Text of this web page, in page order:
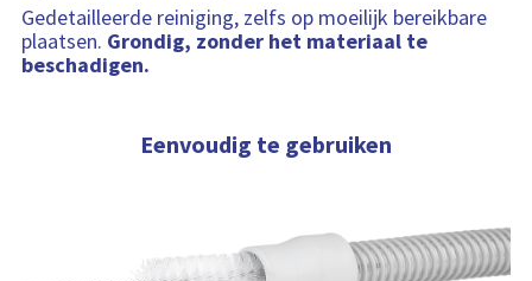
Gedetailleerde reiniging, zelfs op moeilijk bereikbare
plaatsen. Grondig, zonder het materiaal te
beschadigen.
Eenvoudig te gebruiken